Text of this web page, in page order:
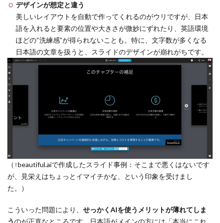
デザインが想定と違う
美しいレイアウトを自動で作ってくれるのがウリですが、日本
語を入れると要素の位置や大きさが微妙にずれたり、英語環境
ほどの“洗練感”が得られないことも。特に、文字数が多くなる
日本語の文章を扱うと、スライドのデザインが崩れがちです。
（↑beautiful.aiで作成したスライド事例：そこまで悪くはないです
が、見栄えはちょっとイマイチかな、という印象を受けまし
た。）
こういった問題により、 せっかくAIを使うメリットが薄れてしま
うのが正直なところです。日本語がメインの方には「本当にこれ